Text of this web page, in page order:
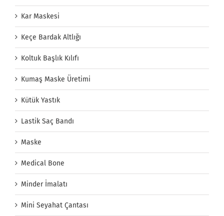
Kar Maskesi
Keçe Bardak Altlığı
Koltuk Başlık Kılıfı
Kumaş Maske Üretimi
Kütük Yastık
Lastik Saç Bandı
Maske
Medical Bone
Minder İmalatı
Mini Seyahat Çantası